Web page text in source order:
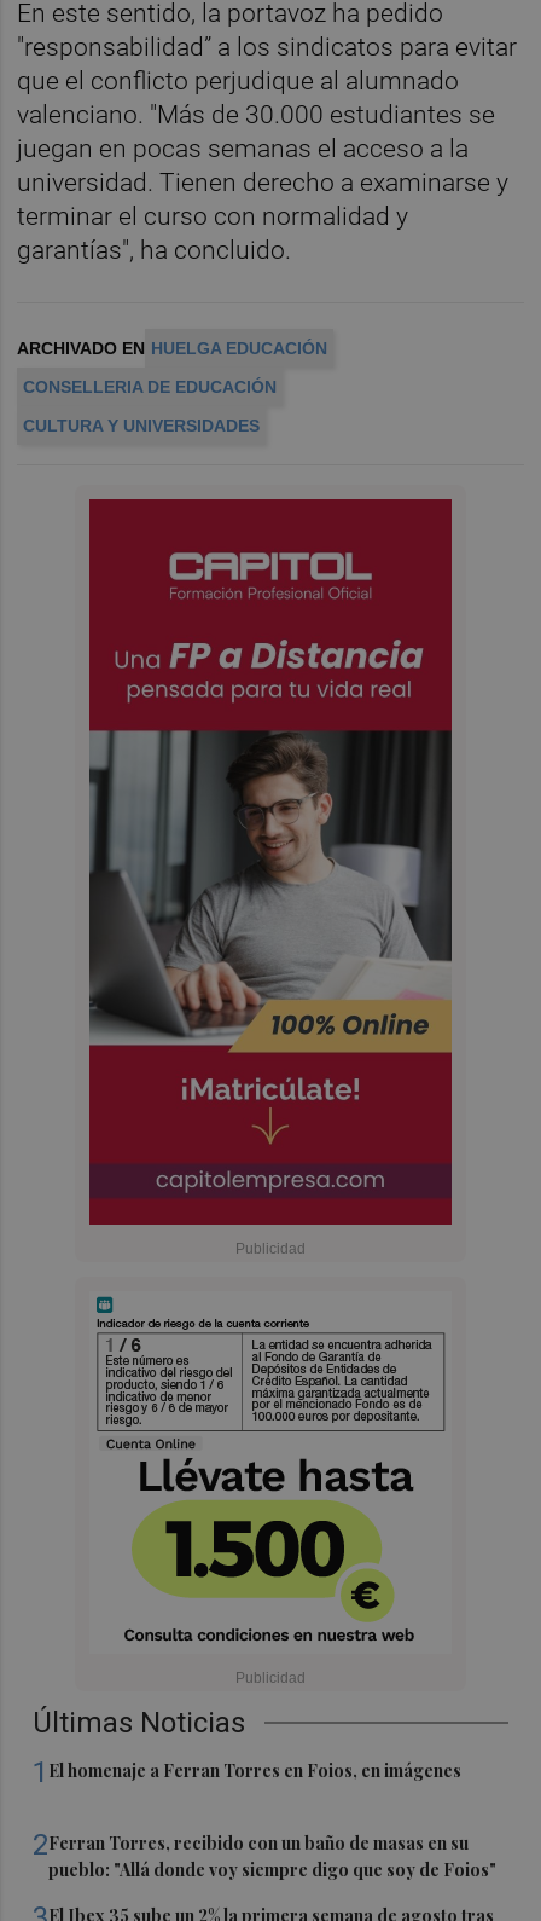
Últimas Noticias
1 El homenaje a Ferran Torres en Foios, en imágenes
2Ferran Torres, recibido con un baño de masas en su
pueblo: "Allá donde voy siempre digo que soy de Foios"
El Ibex 35 sube un 2% la primera semana de agosto tras
En este sentido, la portavoz ha pedido
"responsabilidad” a los sindicatos para evitar
que el conflicto perjudique al alumnado
valenciano. "Más de 30.000 estudiantes se
juegan en pocas semanas el acceso a la
universidad. Tienen derecho a examinarse y
terminar el curso con normalidad y
garantías", ha concluido.
ARCHIVADO EN HUELGA EDUCACIÓN
CONSELLERIA DE EDUCACIÓN
CULTURA Y UNIVERSIDADES